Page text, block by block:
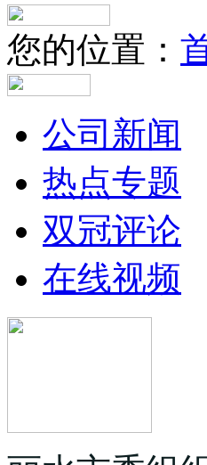
您的位置：
公司新闻
热点专题
双冠评论
在线视频